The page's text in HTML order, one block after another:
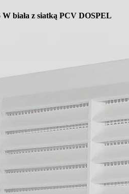
biała z siatką PCV DOSPEL